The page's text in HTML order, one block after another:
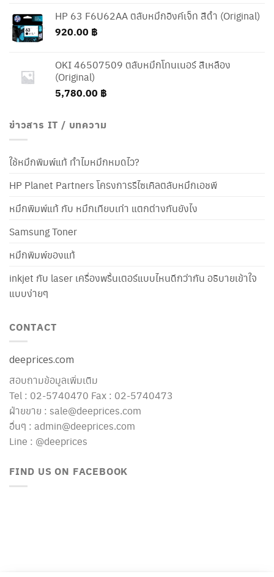
2,990.00 ฿
through
HP 63 F6U62AA ตลับหมึกอิงค์เจ็ท สีดำ (Original)
920.00 ฿
OKI 46507509 ตลับหมึกโทนเนอร์ สีเหลือง
(Original)
5,780.00 ฿
ข่าวสาร IT / บทความ
ใช้หมึกพิมพ์แท้ ทำไมหมึกหมดไว?
HP Planet Partners โครงการรีไซเคิลตลับหมึกเอชพี
หมึกพิมพ์แท้ กับ หมึกเทียบเท่า แตกต่างกันยังไง
Samsung Toner
หมึกพิมพ์ของแท้
inkjet กับ laser เครื่องพริ้นเตอร์แบบไหนดีกว่ากัน อธิบายเข้าใจ
แบบง่ายๆ
CONTACT
deeprices.com
สอบถามข้อมูลเพิ่มเติม
Tel : 02-5740470 Fax : 02-5740473
ฝ่ายขาย : sale@deeprices.com
อื่นๆ : admin@deeprices.com
Line : @deeprices
FIND US ON FACEBOOK